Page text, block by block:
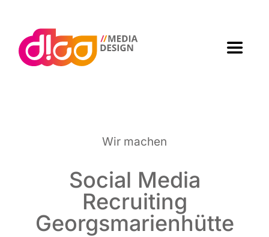
springen
Toggle
Wir machen
Social Media
Recrui­ting
Georgsmarienhütte